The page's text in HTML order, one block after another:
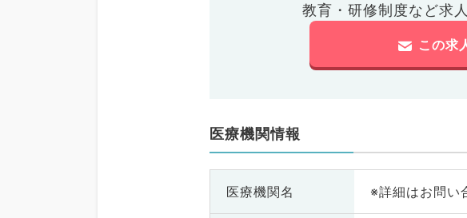
教育・研修制度など求
この求
医療機関情報
医療機関名 ※詳細はお問い